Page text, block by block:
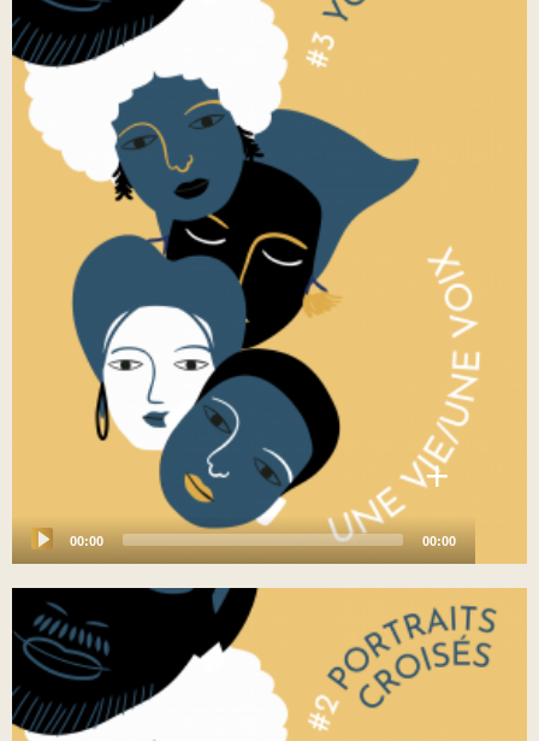
+
Player
00:00 00:00